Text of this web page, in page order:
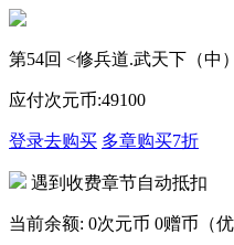
第54回 <修兵道.武天下（中
应付次元币:49100
登录去购买 多章购买7折
遇到收费章节自动抵扣
当前余额: 0次元币 0赠币（优